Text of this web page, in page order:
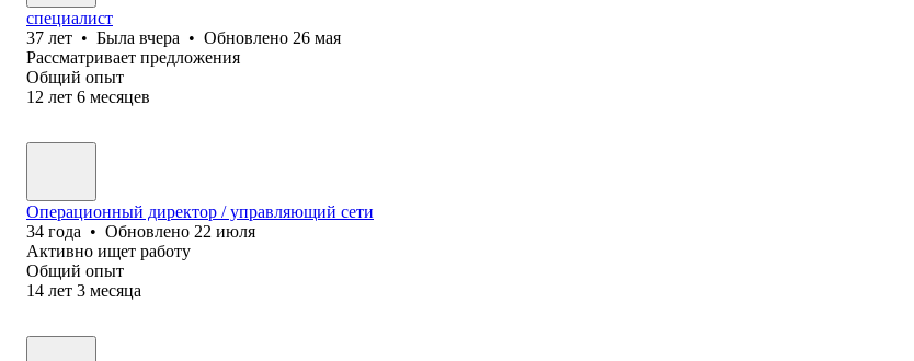
специалист
37 лет • Была вчера • Обновлено 26 мая
Рассматривает предложения
Общий опыт
12 лет 6 месяцев
Операционный директор / управляющий сети
34 года • Обновлено 22 июля
Активно ищет работу
Общий опыт
14 лет 3 месяца